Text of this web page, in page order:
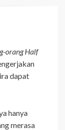
orang Half
dapat
hanya
merasa